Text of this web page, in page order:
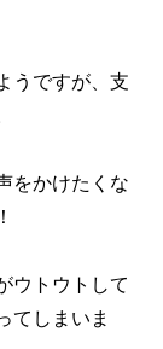
うですが、支
をかけたくな
ウトウトして
てしまいま